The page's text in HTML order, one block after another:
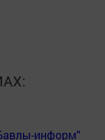
информ"